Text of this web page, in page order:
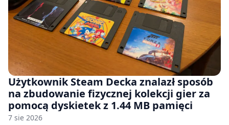
Użytkownik Steam Decka znalazł sposób
na zbudowanie fizycznej kolekcji gier za
pomocą dyskietek z 1.44 MB pamięci
7 sie 2026